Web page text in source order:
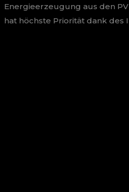
Energieerzeugung aus den
hat höchste Priorität dank des